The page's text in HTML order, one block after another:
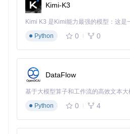
Kimi-K3
Python
0 0
DataFlow
基于大模型算子和工作流的高效文本
Python
0 4